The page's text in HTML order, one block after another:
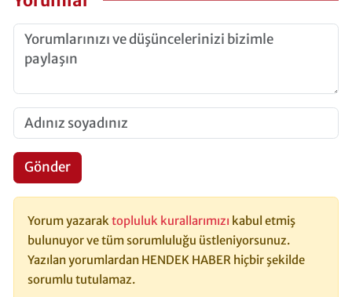
Gönder
Yorum yazarak topluluk kurallarımızı kabul etmiş
bulunuyor ve tüm sorumluluğu üstleniyorsunuz.
Yazılan yorumlardan HENDEK HABER hiçbir şekilde
sorumlu tutulamaz.